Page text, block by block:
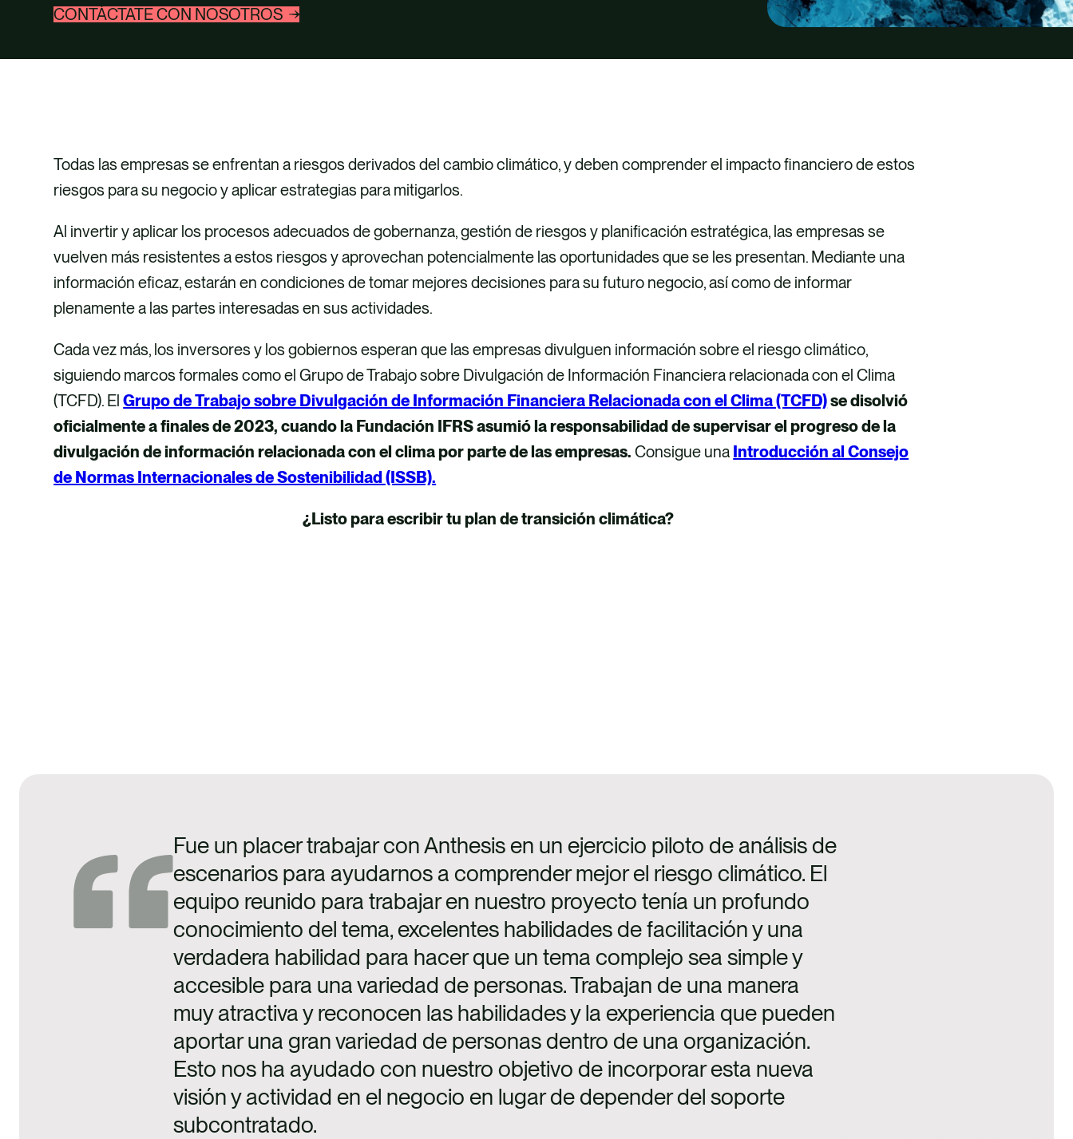
CONTÁCTATE CON NOSOTROS
Todas las empresas se enfrentan a riesgos derivados del cambio climático, y deben comprender el impacto financiero de estos
riesgos para su negocio y aplicar estrategias para mitigarlos.
Al invertir y aplicar los procesos adecuados de gobernanza, gestión de riesgos y planificación estratégica, las empresas se
vuelven más resistentes a estos riesgos y aprovechan potencialmente las oportunidades que se les presentan. Mediante una
información eficaz, estarán en condiciones de tomar mejores decisiones para su futuro negocio, así como de informar
plenamente a las partes interesadas en sus actividades.
Cada vez más, los inversores y los gobiernos esperan que las empresas divulguen información sobre el riesgo climático,
siguiendo marcos formales como el Grupo de Trabajo sobre Divulgación de Información Financiera relacionada con el Clima
(TCFD). ElGrupo de Trabajo sobre Divulgación de Información Financiera Relacionada con el Clima (TCFD)se disolvió
oficialmente a finales de 2023, cuando la Fundación IFRS asumió la responsabilidad de supervisar el progreso de la
divulgación de información relacionada con el clima por parte de las empresas. Consigue una Introducción al Consejo
de Normas Internacionales de Sostenibilidad (ISSB).
¿Listo para escribir tu plan de transición climática?
Fue un placer trabajar con Anthesis en un ejercicio piloto de análisis de
escenarios para ayudarnos a comprender mejor el riesgo climático. El
equipo reunido para trabajar en nuestro proyecto tenía un profundo
conocimiento del tema, excelentes habilidades de facilitación y una
verdadera habilidad para hacer que un tema complejo sea simple y
accesible para una variedad de personas. Trabajan de una manera
muy atractiva y reconocen las habilidades y la experiencia que pueden
aportar una gran variedad de personas dentro de una organización.
Esto nos ha ayudado con nuestro objetivo de incorporar esta nueva
visión y actividad en el negocio en lugar de depender del soporte
subcontratado.